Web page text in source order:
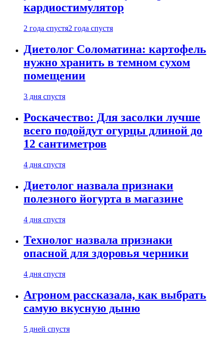
кардиостимулятор
2 года спустя2 года спустя
Диетолог Соломатина: картофель
нужно хранить в темном сухом
помещении
3 дня спустя
Роскачество: Для засолки лучше
всего подойдут огурцы длиной до
12 сантиметров
4 дня спустя
Диетолог назвала признаки
полезного йогурта в магазине
4 дня спустя
Технолог назвала признаки
опасной для здоровья черники
4 дня спустя
Агроном рассказала, как выбрать
самую вкусную дыню
5 дней спустя